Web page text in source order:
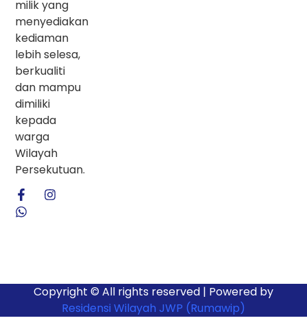
milik yang
menyediakan
kediaman
lebih selesa,
berkualiti
dan mampu
dimiliki
kepada
warga
Wilayah
Persekutuan.
Copyright © All rights reserved | Powered by
Residensi Wilayah JWP (Rumawip)